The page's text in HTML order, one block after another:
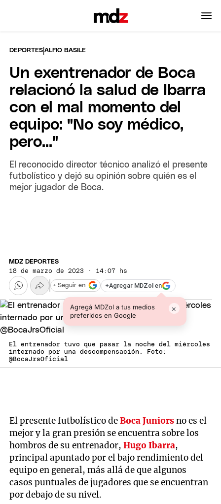
DEPORTES |ALFIO BASILE
Un exentrenador de Boca
relacionó la salud de Ibarra
con el mal momento del
equipo: "No soy médico,
pero..."
El reconocido director técnico analizó el presente
futbolístico y dejó su opinión sobre quién es el
mejor jugador de Boca.
MDZ DEPORTES
18 de marzo de 2023 · 14:07 hs
+Agregar MDZol en
Agregá MDZol a tus medios
preferidos en Google
×
+ Seguir en
El entrenador tuvo que pasar la noche del miércoles
internado por una descompensación. Foto:
@BocaJrsOficial
El presente futbolístico deBoca Juniorsno es el
mejor y la gran presión se encuentra sobre los
hombros de su entrenador,Hugo Ibarra,
principal apuntado por el bajo rendimiento del
equipo en general, más allá de que algunos
casos puntuales de jugadores que se encuentran
por debajo de su nivel.